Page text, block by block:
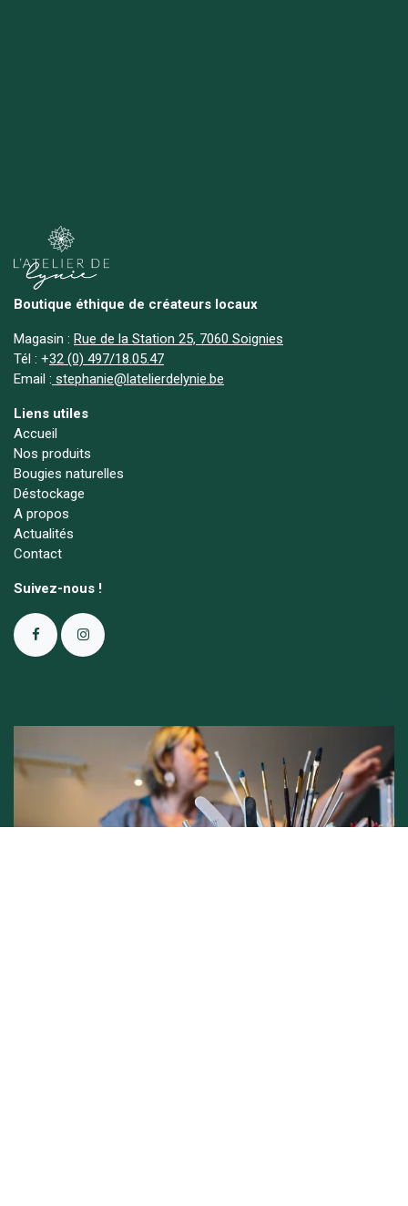
Boutique éthique de créateurs locaux
Magasin : Rue de la Station 25, 7060 Soignies
Tél : +32 (0) 497/18.05.47
Email : stephanie@latelierdelynie.be
Liens utiles
Accueil
Nos produits
Bougies naturelles
Déstockage
A propos
Actualités
Contact
Suivez-nous !